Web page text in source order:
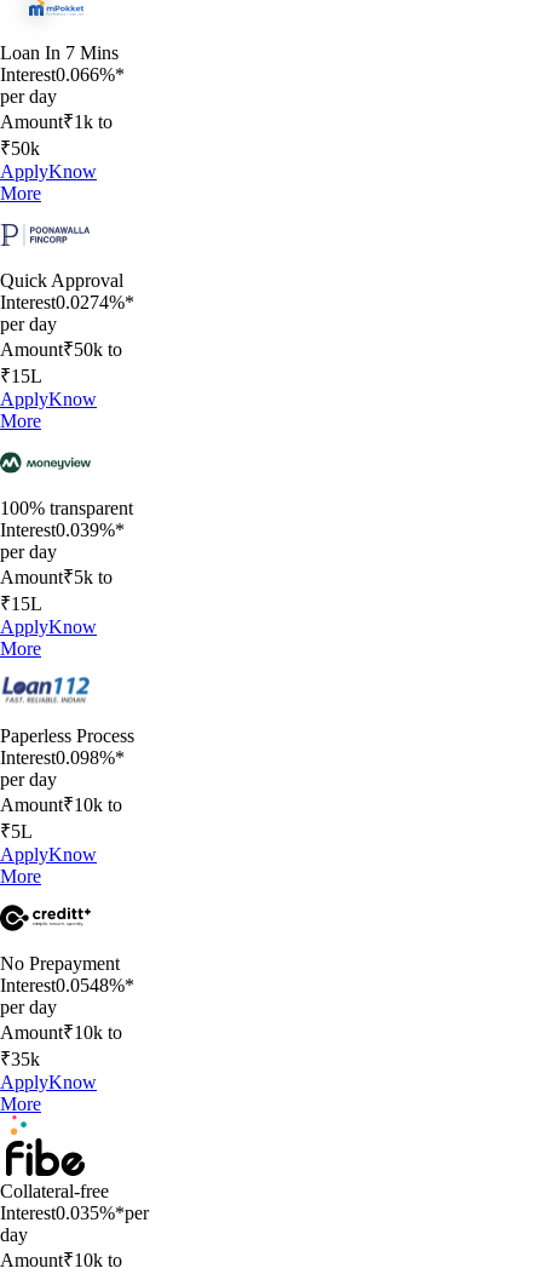
Loan In 7 Mins
Interest0.066%*
per day
Amount₹1k to
₹50k
ApplyKnow
More
Quick Approval
Interest0.0274%*
per day
Amount₹50k to
₹15L
ApplyKnow
More
100% transparent
Interest0.039%*
per day
Amount₹5k to
₹15L
ApplyKnow
More
Paperless Process
Interest0.098%*
per day
Amount₹10k to
₹5L
ApplyKnow
More
No Prepayment
Interest0.0548%*
per day
Amount₹10k to
₹35k
ApplyKnow
More
Collateral-free
Interest0.035%*per
day
Amount₹10k to